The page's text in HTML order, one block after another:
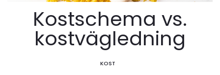
Kostschema vs.
kostvägledning
KOST